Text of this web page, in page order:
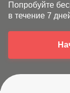
Попробуйте
в течение 7